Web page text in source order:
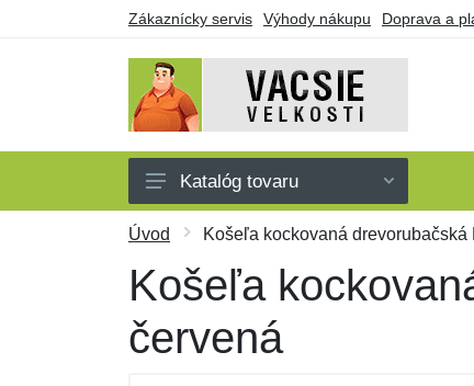
Zákaznícky servis Výhody nákupu Doprava a
Pánske
Dámske
Doplnky
Katalóg tovaru
Úvod Košeľa kockovaná
Košeľa
červená